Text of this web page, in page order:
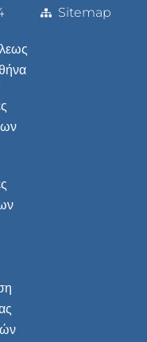
Sitemap